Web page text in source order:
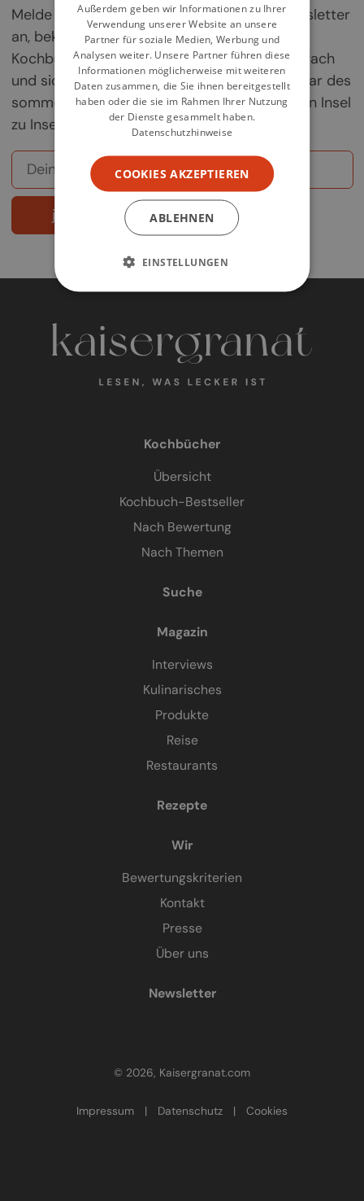
Melde dich jetzt für unseren Kochbuch-Newsletter
an, bekomme einmal im Monat die besten
Kochbuch-Empfehlungen direkt in dein Postfach
und sichere dir deine Chance auf ein Exemplar des
sommerlichen Griechenland-Kochbuchs „Von Insel
zu Insel".
jetzt abonnieren
Kochbücher
Übersicht
Kochbuch-Bestseller
Nach Bewertung
Nach Themen
Suche
Magazin
Interviews
Kulinarisches
Produkte
Reise
Restaurants
Rezepte
Wir
Bewertungskriterien
Kontakt
Presse
Über uns
Newsletter
© 2026, Kaisergranat.com
Impressum | Datenschutz | Cookies
Außerdem geben wir Informationen zu Ihrer
Verwendung unserer Website an unsere
Partner für soziale Medien, Werbung und
Analysen weiter. Unsere Partner führen diese
Informationen möglicherweise mit weiteren
Daten zusammen, die Sie ihnen bereitgestellt
haben oder die sie im Rahmen Ihrer Nutzung
der Dienste gesammelt haben.
Datenschutzhinweise
COOKIES AKZEPTIEREN
ABLEHNEN
EINSTELLUNGEN